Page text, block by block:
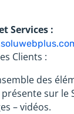
Services :
Clients :
des
sur le
– vidéos.